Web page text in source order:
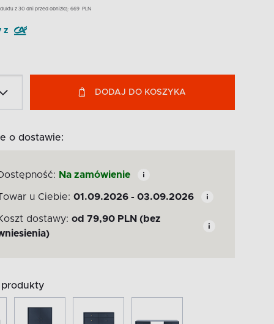
z 30 dni przed obniżką: 669 PLN
z
DODAJ DO KOSZYKA
o dostawie:
Na zamówienie
u Ciebie: 01.09.2026 - 03.09.2026
dostawy: od 79,90 PLN (bez